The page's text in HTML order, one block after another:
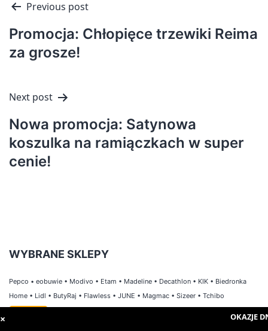
Nawigacja
wpisu
Previous post
Promocja: Chłopięce trzewiki Reima
za grosze!
Next post
Nowa promocja: Satynowa
koszulka na ramiączkach w super
cenie!
WYBRANE SKLEPY
Pepco • eobuwie • Modivo • Etam • Madeline • Decathlon • KIK • Biedronka
Home • Lidl • ButyRaj • Flawless • JUNE • Magmac • Sizeer • Tchibo
× OKAZJE